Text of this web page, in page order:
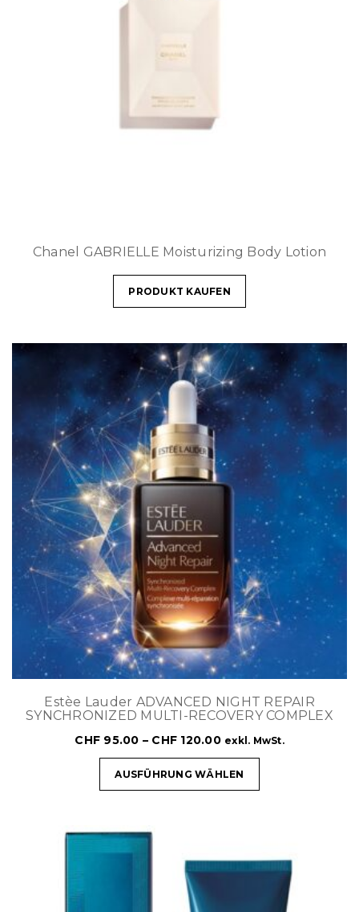
Chanel GABRIELLE Moisturizing Body Lotion
PRODUKT KAUFEN
Estèe Lauder ADVANCED NIGHT REPAIR
SYNCHRONIZED MULTI-RECOVERY COMPLEX
CHF 95.00 – CHF 120.00 exkl. MwSt.
AUSFÜHRUNG WÄHLEN